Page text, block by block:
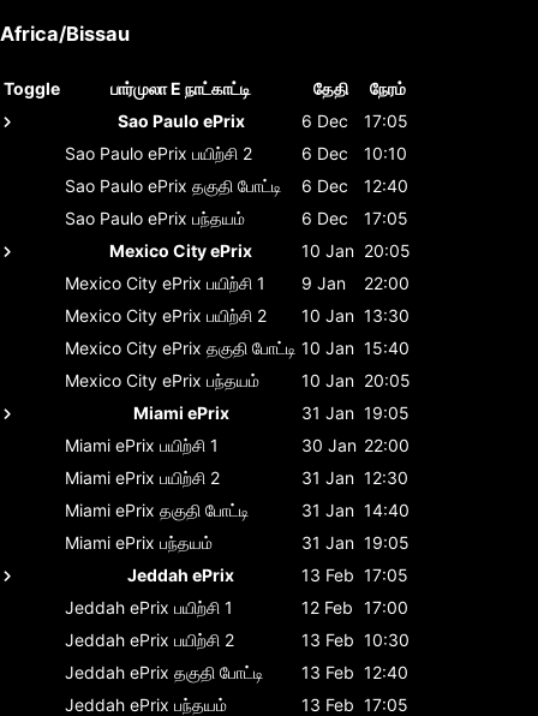
Africa/Bissau
Toggle பார்முலா E நாட்காட்டி தேதி
நேரம்
Sao Paulo ePrix
6 Dec
17:05
Sao Paulo ePrix பயிற்சி 2 6 Dec
10:10
Sao Paulo ePrix தகுதி போட்டி 6 Dec
12:40
Sao Paulo ePrix பந்தயம் 6 Dec
17:05
Mexico City ePrix
10 Jan 20:05
Mexico City ePrix பயிற்சி 1 9 Jan
22:00
Mexico City ePrix பயிற்சி 2 10 Jan 13:30
Mexico City ePrix தகுதி போட்டி 10 Jan 15:40
Mexico City ePrix பந்தயம் 10 Jan 20:05
Miami ePrix
31 Jan 19:05
Miami ePrix பயிற்சி 1 30 Jan 22:00
Miami ePrix பயிற்சி 2 31 Jan 12:30
Miami ePrix தகுதி போட்டி 31 Jan 14:40
Miami ePrix பந்தயம் 31 Jan 19:05
Jeddah ePrix
13 Feb 17:05
Jeddah ePrix பயிற்சி 1 12 Feb 17:00
Jeddah ePrix பயிற்சி 2 13 Feb 10:30
Jeddah ePrix தகுதி போட்டி 13 Feb 12:40
Jeddah ePrix பந்தயம் 13 Feb 17:05